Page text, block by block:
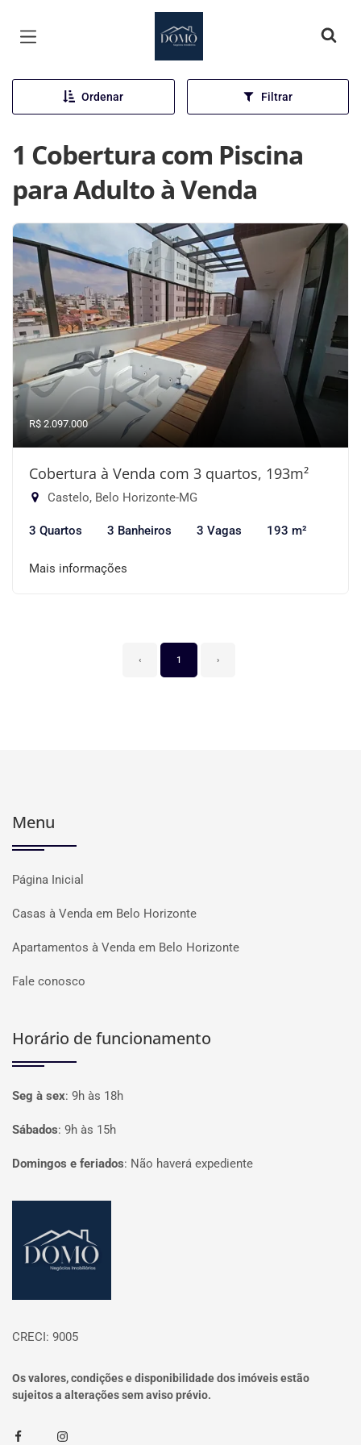
Página inicial
Ordenar Filtrar
1 Cobertura com Piscina
para Adulto à Venda
R$ 2.097.000
Cobertura à Venda com 3 quartos, 193m²
Castelo, Belo Horizonte-MG
3 Quartos 3 Banheiros 3 Vagas 193 m²
Mais informações
‹ 1 ›
Menu
Página Inicial
Casas à Venda em Belo Horizonte
Apartamentos à Venda em Belo Horizonte
Fale conosco
Horário de funcionamento
Seg à sex: 9h às 18h
Sábados: 9h às 15h
Domingos e feriados: Não haverá expediente
CRECI: 9005
Os valores, condições e disponibilidade dos imóveis estão
sujeitos a alterações sem aviso prévio.
FacebookInstagram